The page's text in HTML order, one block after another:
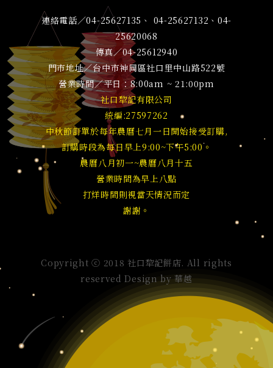
連絡電話／04-25627135、 04-25627132、04-
25620068
傳真／04-25612940
門市地址／台中市神岡區社口里中山路522號
營業時間／平日：8:00am ~ 21:00pm
社口犂記有限公司
統編:27597262
中秋節訂單於每年農曆七月一日開始接受訂購,
訂購時段為每日早上9:00~下午5:00。
農曆八月初一~農曆八月十五
營業時間為早上八點
打烊時間則視當天情況而定
謝謝。
Copyright ⓒ 2018 社口犂記餅店. All rights
reserved Design by華越